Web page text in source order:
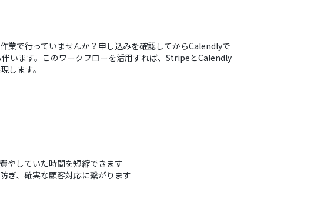
業で行っていませんか？申し込みを確認してからCalendlyで
います。このワークフローを活用すれば、StripeとCalendly
します。
やしていた時間を短縮できます
ぎ、確実な顧客対応に繋がります